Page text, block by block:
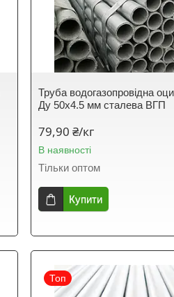
Труба водогазопровідна
Ду 50х4.5 мм сталева ВГП
79,90 ₴/кг
В наявності
Тільки оптом
Купити
Топ